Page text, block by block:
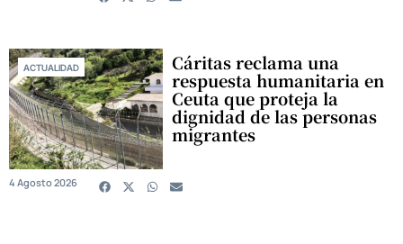
ACTUALIDAD Cáritas reclama una
respuesta humanitaria en
Ceuta que proteja la
dignidad de las personas
migrantes
4 Agosto 2026